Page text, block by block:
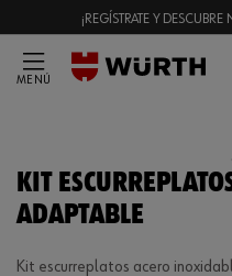
¡REGÍSTRATE Y DESCUBRE
MENÚ
KIT
ADAPTABLE
Kit escurreplatos acero